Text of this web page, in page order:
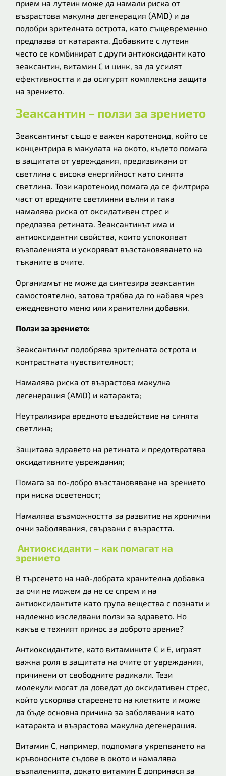
прием на лутеин може да намали риска от
възрастова макулна дегенерация (AMD) и да
подобри зрителната острота, като същевременно
предпазва от катаракта. Добавките с лутеин
често се комбинират с други антиоксиданти като
зеаксантин, витамин С и цинк, за да усилят
ефективността и да осигурят комплексна защита
на зрението.
Зеаксантин – ползи за зрението
Зеаксантинът също е важен каротеноид, който се
концентрира в макулата на окото, където помага
в защитата от увреждания, предизвикани от
светлина с висока енергийност като синята
светлина. Този каротеноид помага да се филтрира
част от вредните светлинни вълни и така
намалява риска от оксидативен стрес и
предпазва ретината. Зеаксантинът има и
антиоксидантни свойства, които успокояват
възпаленията и ускоряват възстановяването на
тъканите в очите.
Организмът не може да синтезира зеаксантин
самостоятелно, затова трябва да го набавя чрез
ежедневното меню или хранителни добавки.
Ползи за зрението:
Зеаксантинът подобрява зрителната острота и
контрастната чувствителност;
Намалява риска от възрастова макулна
дегенерация (AMD) и катаракта;
Неутрализира вредното въздействие на синята
светлина;
Защитава здравето на ретината и предотвратява
оксидативните увреждания;
Помага за по-добро възстановяване на зрението
при ниска осветеност;
Намалява възможността за развитие на хронични
очни заболявания, свързани с възрастта.
Антиоксиданти – как помагат на
зрението
В търсенето на най-добрата хранителна добавка
за очи не можем да не се спрем и на
антиоксидантите като група вещества с познати и
надлежно изследвани ползи за здравето. Но
какъв е техният принос за доброто зрение?
Антиоксидантите, като витамините C и E, играят
важна роля в защитата на очите от увреждания,
причинени от свободните радикали. Тези
молекули могат да доведат до оксидативен стрес,
който ускорява стареенето на клетките и може
да бъде основна причина за заболявания като
катаракта и възрастова макулна дегенерация.
Витамин C, например, подпомага укрепването на
кръвоносните съдове в окото и намалява
възпаленията, докато витамин E допринася за